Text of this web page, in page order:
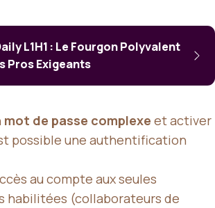
L1H1 : Le Fourgon Polyvalent
Pros Exigeants
mot de passe complexe et activer
possible une authentification
au compte aux seules
habilitées (collaborateurs de